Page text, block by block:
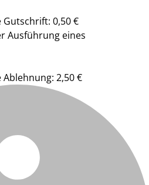
Gutschrift: 0,50 €
Ausführung eines
2,50 €